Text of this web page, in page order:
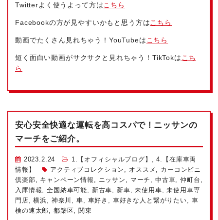
Twitterよく使うよって方はこちら
Facebookの方が見やすいかもと思う方はこちら
動画でたくさん見れちゃう！YouTubeは こちら
短く面白い動画がサクサクと見れちゃう！TikTokは こち
ら
安心安全快適な運転を高コスパで！ニッサンの
マーチをご紹介。
2023.2.24 1.【オフィシャルブログ】 ,4.【在庫車両
情報】
アクティブコレクション オススメ
カーコンビニ
倶楽部
キャンペーン情報 ニッサン マーチ 中古車 ,仲町台
入庫情報 ,全国納車可能 新古車 新車 ,未使用車 ,未使用車専
門店 ,横浜 神奈川 車 車好き 車好きな人と繋がりたい
車
検の速太郎
都築区 関東